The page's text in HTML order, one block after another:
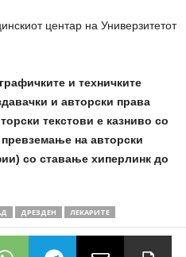
центар на Универзитетот
и техничките
и авторски права
текстови е казниво со
на авторски
со ставање хиперлинк до
ДРЕЗДЕН ЛЕКАРИТЕ